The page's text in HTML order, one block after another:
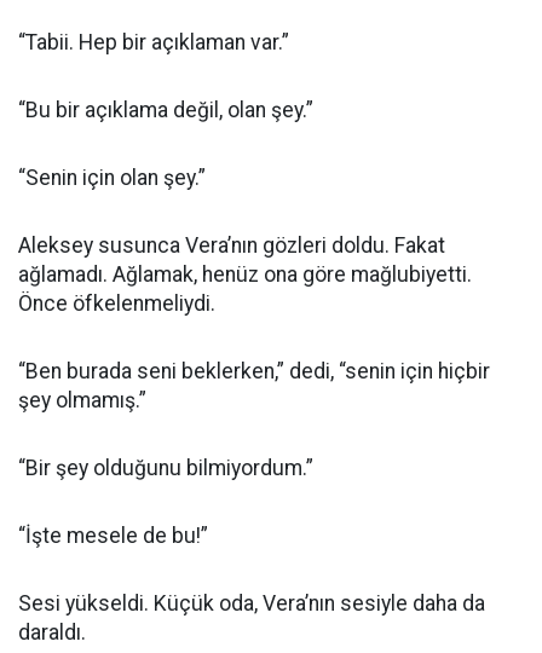
“Tabii. Hep bir açıklaman var.”
“Bu bir açıklama değil, olan şey.”
“Senin için olan şey.”
Aleksey susunca Vera’nın gözleri doldu. Fakat
ağlamadı. Ağlamak, henüz ona göre mağlubiyetti.
Önce öfkelenmeliydi.
“Ben burada seni beklerken,” dedi, “senin için hiçbir
şey olmamış.”
“Bir şey olduğunu bilmiyordum.”
“İşte mesele de bu!”
Sesi yükseldi. Küçük oda, Vera’nın sesiyle daha da
daraldı.